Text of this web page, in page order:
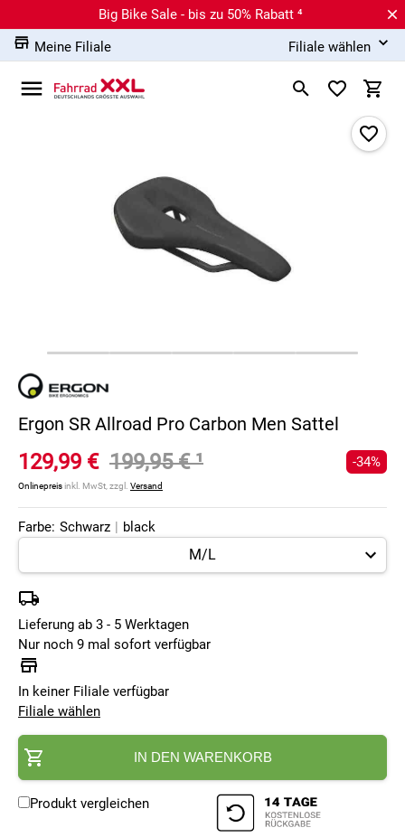
Big Bike Sale - bis zu 50% Rabatt ⁴
Meine Filiale
Filiale wählen
Ergon SR Allroad Pro Carbon Men Sattel
129,99 € 199,95 €¹
Onlinepreisinkl. MwSt, zzgl. Versand
-34%
Farbe: Schwarz | black
Lieferung ab 3 - 5 Werktagen
Nur noch 9 mal sofort verfügbar
In keiner Filiale verfügbar
Filiale wählen
IN DEN WARENKORB
Produkt vergleichen